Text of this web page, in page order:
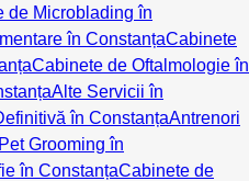
de Microblading în
în ConstanțaCabinete
Cabinete de Oftalmologie în
Alte Servicii în
în ConstanțaAntrenori
Grooming în
în ConstanțaCabinete de